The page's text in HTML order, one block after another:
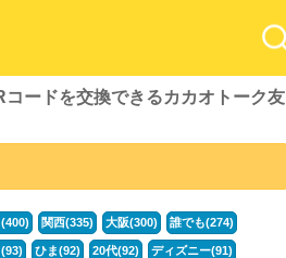
ードを交換できるカカオトーク友
関西(335) 大阪(300) 誰でも(274)
ひま(92) 20代(92) ディズニー(91)